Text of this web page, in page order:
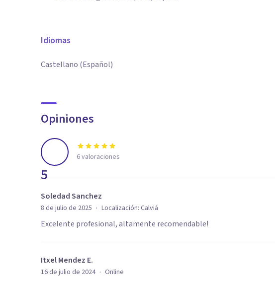
Idiomas
Castellano (Español)
Opiniones
5
6valoraciones
Soledad Sanchez
8 de julio de 2025 · Localización: Calviá
Excelente profesional, altamente recomendable!
Itxel Mendez E.
16 de julio de 2024 · Online